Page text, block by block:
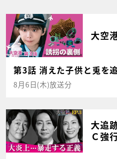
大空
第3話 消えた子供と兎を
8月6日(木)放送分
大追
Ｃ強